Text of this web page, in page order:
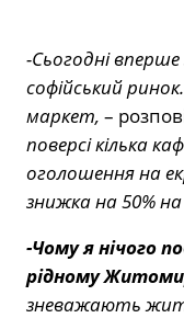
-Сьогодні
софійський
маркет, –
поверсі кілька
оголошення на
знижка на 50%
-Чому я нічого
рідному
зневажають